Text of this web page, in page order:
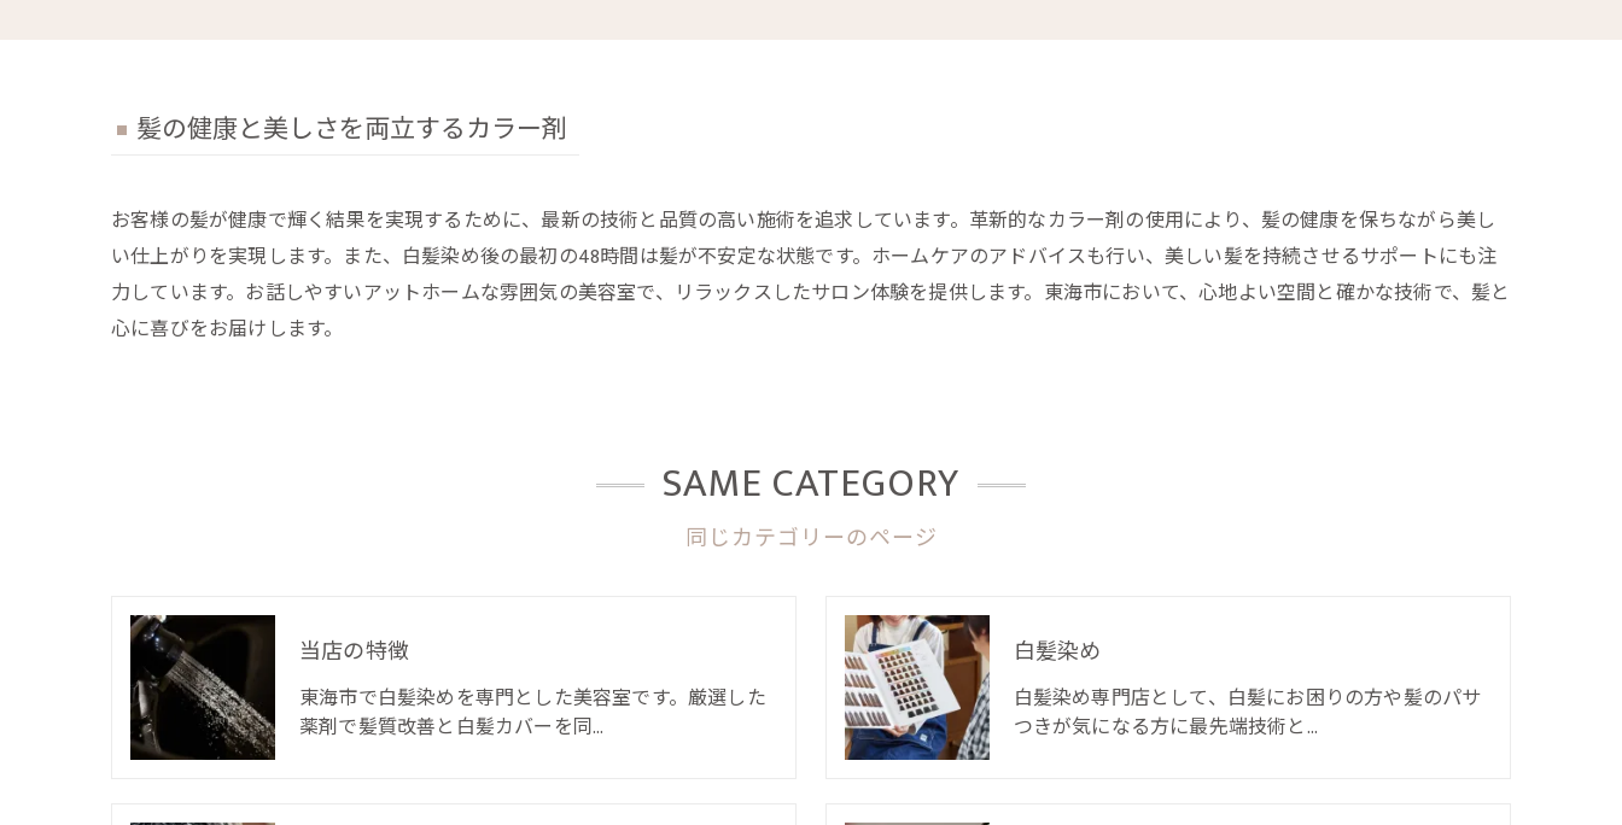
髪の健康と美しさを両立するカラー剤
お客様の髪が健康で輝く結果を実現するために、最新の技術と品質の高い施術を追求しています。革新的なカラー剤の使用により、髪の健康を保ちながら美し
い仕上がりを実現します。また、白髪染め後の最初の48時間は髪が不安定な状態です。ホームケアのアドバイスも行い、美しい髪を持続させるサポートにも注
力しています。お話しやすいアットホームな雰囲気の美容室で、リラックスしたサロン体験を提供します。東海市において、心地よい空間と確かな技術で、髪と
心に喜びをお届けします。
同じカテゴリーのページ
SAME CATEGORY
当店の特徴
東海市で白髪染めを専門とした美容室です。厳選した
薬剤で髪質改善と白髪カバーを同…
白髪染め
白髪染め専門店として、白髪にお困りの方や髪のパサ
つきが気になる方に最先端技術と…